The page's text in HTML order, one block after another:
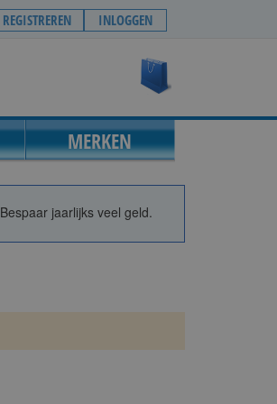
REGISTREREN INLOGGEN
MERKEN
Bespaar jaarlijks veel geld.